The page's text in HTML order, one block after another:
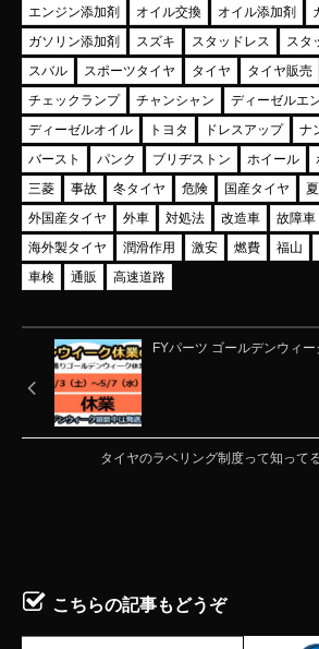
エンジン添加剤
オイル交換 オイル添加剤
ガソリン添加剤
スズキ スタッドレス
スタ
スバル
スポーツタイヤ タイヤ タイヤ販売
チェックランプ
チャンシャン
ディーゼルエ
ディーゼルオイル
トヨタ ドレスアップ ナ
バースト
パンク ブリヂストン ホイール
三菱
事故 冬タイヤ 危険 国産タイヤ
外国産タイヤ
外車 対処法 改造車 故障車
海外製タイヤ
潤滑作用 激安 燃費 福山
車検
通販 高速道路
FYパーツ ゴールデンウィ
タイヤのラベリング制度って知って
こちらの記事もどうぞ